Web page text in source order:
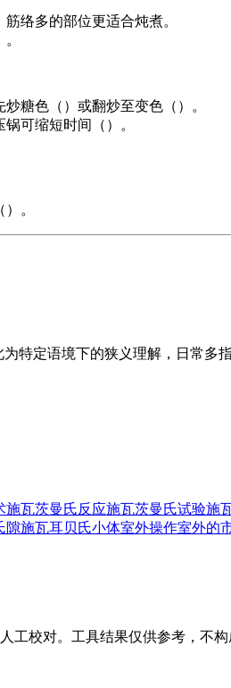
络多的部位更适合炖煮。
糖色（）或翻炒至变色（）。
可缩短时间（）。
。
特定语境下的狭义理解，日常多指
施瓦茨曼氏反应施瓦茨曼氏试验施
隙施瓦耳贝氏小体室外操作室外的
校对。工具结果仅供参考，不构